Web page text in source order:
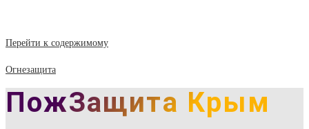
Перейти к содержимому
Огнезащита
ПожЗащита Крым